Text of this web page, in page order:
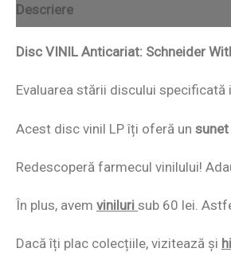
Descriere
Disc VINIL Anticariat: Schneider
Evaluarea stării discului
Acest disc vinil LP îți oferă un sunet
Redescoperă farmecul vinilului!
În plus, avem viniluri sub 60 lei.
Dacă îți plac colecțiile, vizitează și